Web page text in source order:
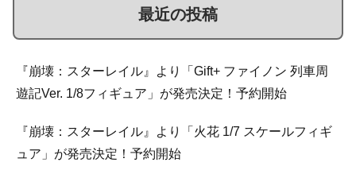
最近の投稿
『崩壊：スターレイル』より「Gift+ ファイノン 列車周
遊記Ver. 1/8フィギュア」が発売決定！予約開始
『崩壊：スターレイル』より「火花 1/7 スケールフィギ
ュア」が発売決定！予約開始